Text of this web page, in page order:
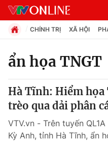
Chuyên mục
Chính trị
Xã hội
CHÍNH TRỊ XÃ HỘI
ẩn họa TNGT
Hà Tĩnh: Hiểm
trèo qua dải phân
VTV.vn - Trên tuyến
Kỳ Anh, tỉnh Hà Tĩnh, ẩn